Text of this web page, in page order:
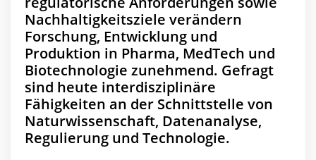
Nachhaltigkeitsziele verändern
Forschung, Entwicklung und
Produktion in Pharma, MedTech und
Biotechnologie zunehmend. Gefragt
sind heute interdisziplinäre
Fähigkeiten an der Schnittstelle von
Naturwissenschaft, Datenanalyse,
Regulierung und Technologie.